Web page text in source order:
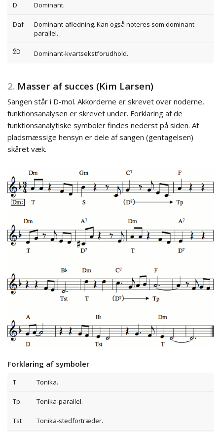
D Dominant.
Daf
Dominant-afledning. Kan også noteres som dominant-
parallel.
Dominant-kvartsekstforudhold.
2. Masser af succes (Kim Larsen)
Sangen står i D-mol. Akkorderne er skrevet over noderne,
funktionsanalysen er skrevet under. Forklaring af de
funktionsanalytiske symboler findes nederst på siden. Af
pladsmæssige hensyn er dele af sangen (gentagelsen)
skåret væk.
Forklaring af symboler
T Tonika.
Tp Tonika-parallel.
Tst Tonika-stedfortræder.